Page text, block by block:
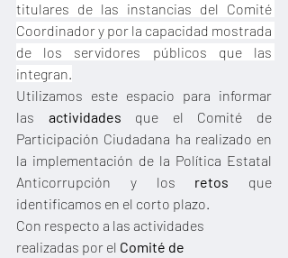
titulares de las instancias del Comité
Coordinador y por la capacidad mostrada
de los servidores públicos que las
integran.
Utilizamos este espacio para informar
las actividades que el Comité de
Participación Ciudadana ha realizado en
la implementación de la Política Estatal
Anticorrupción y los retos que
identificamos en el corto plazo.
Con respecto a las actividades
realizadas por el Comité de